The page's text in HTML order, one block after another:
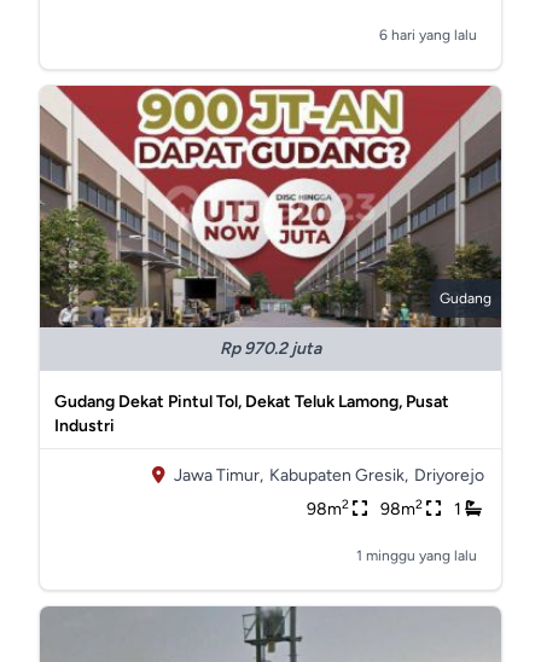
6 hari yang lalu
Gudang
Rp 970.2 juta
Gudang Dekat Pintul Tol, Dekat Teluk Lamong, Pusat
Industri
Jawa Timur, Kabupaten Gresik, Driyorejo
98m2 98m2 1
1 minggu yang lalu